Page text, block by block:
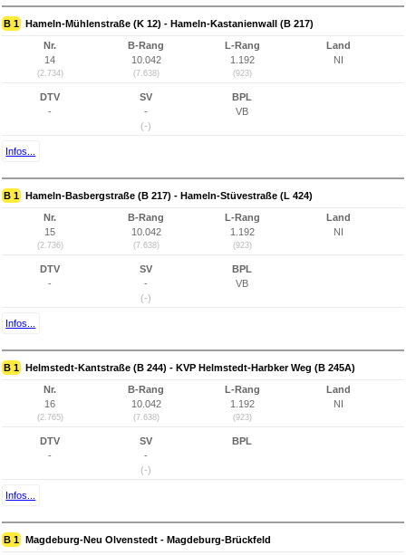
B 1 Hameln-Mühlenstraße (K 12) - Hameln-Kastanienwall (B 217)
Nr.
14
(2.734)
B-Rang
10.042
(7.638)
L-Rang
1.192
(923)
Land
NI
DTV
-
SV
-
(-)
BPL
VB
Infos...
B 1 Hameln-Basbergstraße (B 217) - Hameln-Stüvestraße (L 424)
Nr.
15
(2.736)
B-Rang
10.042
(7.638)
L-Rang
1.192
(923)
Land
NI
DTV
-
SV
-
(-)
BPL
VB
Infos...
B 1 Helmstedt-Kantstraße (B 244) - KVP Helmstedt-Harbker Weg (B 245A)
Nr.
16
(2.765)
B-Rang
10.042
(7.638)
L-Rang
1.192
(923)
Land
NI
DTV
-
SV
-
(-)
BPL
Infos...
B 1 Magdeburg-Neu Olvenstedt - Magdeburg-Brückfeld